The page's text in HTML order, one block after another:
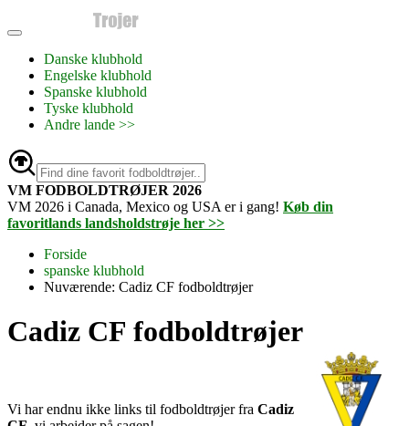
Danske klubhold
Engelske klubhold
Spanske klubhold
Tyske klubhold
Andre lande >>
VM FODBOLDTRØJER 2026
VM 2026 i Canada, Mexico og USA er i gang! Køb din
favoritlands landsholdstrøje her >>
Forside
spanske klubhold
Nuværende: Cadiz CF fodboldtrøjer
Cadiz CF fodboldtrøjer
Vi har endnu ikke links til fodboldtrøjer fra Cadiz